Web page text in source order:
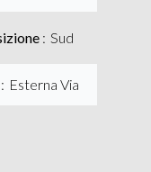
Sud
Esterna Via